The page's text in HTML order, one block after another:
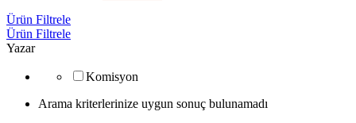
Ürün Filtrele
Ürün Filtrele
Yazar
Komisyon
Arama kriterlerinize uygun sonuç bulunamadı